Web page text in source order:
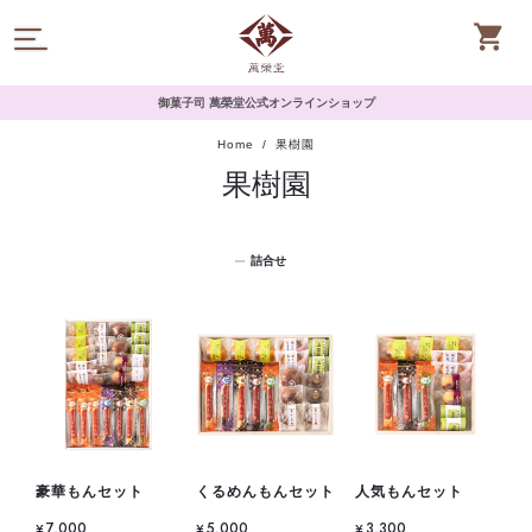
御菓子司 萬榮堂公式オンラインショップ
Home 果樹園
果樹園
詰合せ
豪華もんセット
¥7,000
くるめんもんセット
¥5,000
人気もんセット
¥3,300